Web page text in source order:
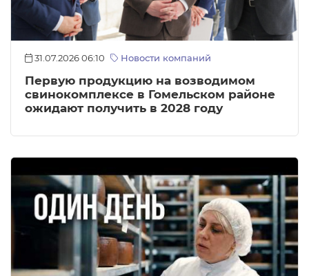
31.07.2026 06:10 Новости компаний
Первую продукцию на возводимом
свинокомплексе в Гомельском районе
ожидают получить в 2028 году